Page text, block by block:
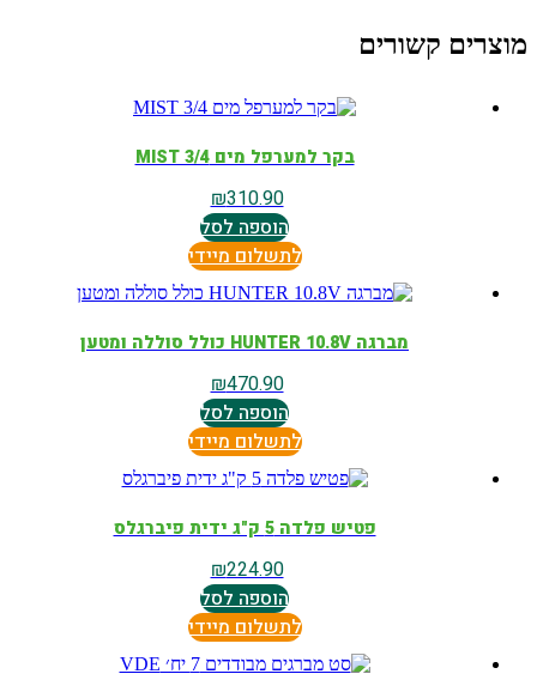
מוצרים קשורים
בקר למערפל מים MIST 3/4
₪310.90
הוספה לסל
לתשלום מיידי
מברגה HUNTER 10.8V כולל סוללה ומטען
₪470.90
הוספה לסל
לתשלום מיידי
פטיש פלדה 5 ק"ג ידית פיברגלס
₪224.90
הוספה לסל
לתשלום מיידי